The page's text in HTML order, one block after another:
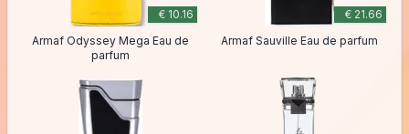
€ 10.16
Armaf Odyssey Mega Eau de
parfum
€ 21.66
Armaf Sauville Eau de parfum